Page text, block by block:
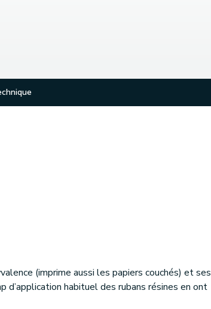
(imprime aussi les papiers couchés) et ses
d’application habituel des rubans résines en ont